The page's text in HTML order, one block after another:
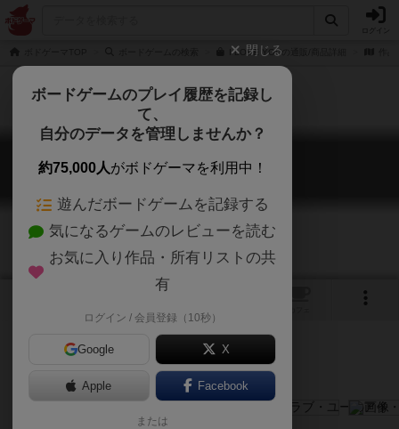
I LOVE YOUの通販/商品詳細
アイ・ラブ・ユー
I LOVE YOU
閉じる
ボードゲームのプレイ履歴を記録し
て、
自分のデータを管理しませんか？
約75,000人がボドゲーマを利用中！
遊んだボードゲームを記録する
気になるゲームのレビューを読む
お気に入り作品・所有リストの共
有
ログイン / 会員登録（10秒）
Google X
Apple Facebook
または